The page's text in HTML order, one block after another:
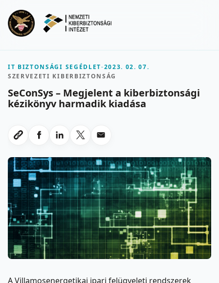
IT BIZTONSÁGI SEGÉDLET-2023. 02. 07.
SZERVEZETI KIBERBIZTONSÁG
SeConSys – Megjelent a kiberbiztonsági
kézikönyv harmadik kiadása
Link masolasa
Megosztas Facebookon
Megosztas LinkedInen
Megosztas X-en
Megosztas emailben
A Villamosenergetikai ipari felügyeleti rendszerek